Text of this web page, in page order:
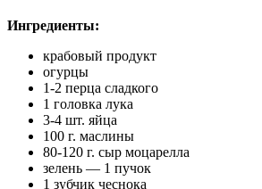
Ингредиенты:
крабовый продукт
огурцы
1-2 перца сладкого
1 головка лука
3-4 шт. яйца
100 г. маслины
80-120 г. сыр моцарелла
зелень — 1 пучок
1 зубчик чеснока